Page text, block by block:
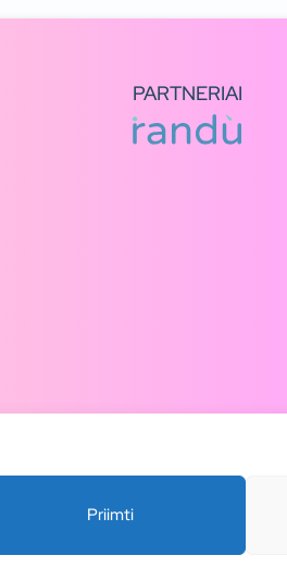
Priimti
PARTNERIAI